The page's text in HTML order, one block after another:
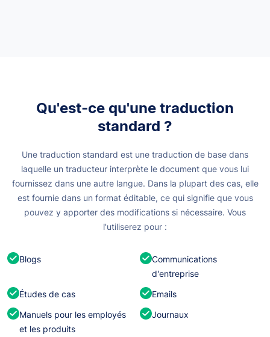
Qu'est-ce qu'une traduction
standard ?
Une traduction standard est une traduction de base dans
laquelle un traducteur interprète le document que vous lui
fournissez dans une autre langue. Dans la plupart des cas, elle
est fournie dans un format éditable, ce qui signifie que vous
pouvez y apporter des modifications si nécessaire. Vous
l'utiliserez pour :
Blogs
Communications
d'entreprise
Études de cas
Emails
Manuels pour les employés
et les produits
Journaux